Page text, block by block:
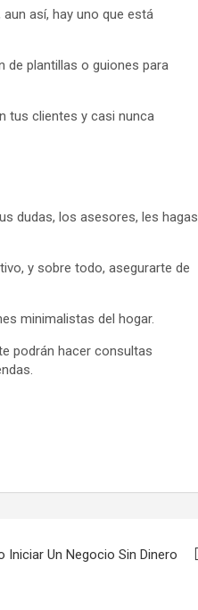
así, hay uno que está
de plantillas o guiones para
tus clientes y casi nunca
dudas, los asesores, les hagas
y sobre todo, asegurarte de
minimalistas del hogar.
podrán hacer consultas
Iniciar Un Negocio Sin Dinero